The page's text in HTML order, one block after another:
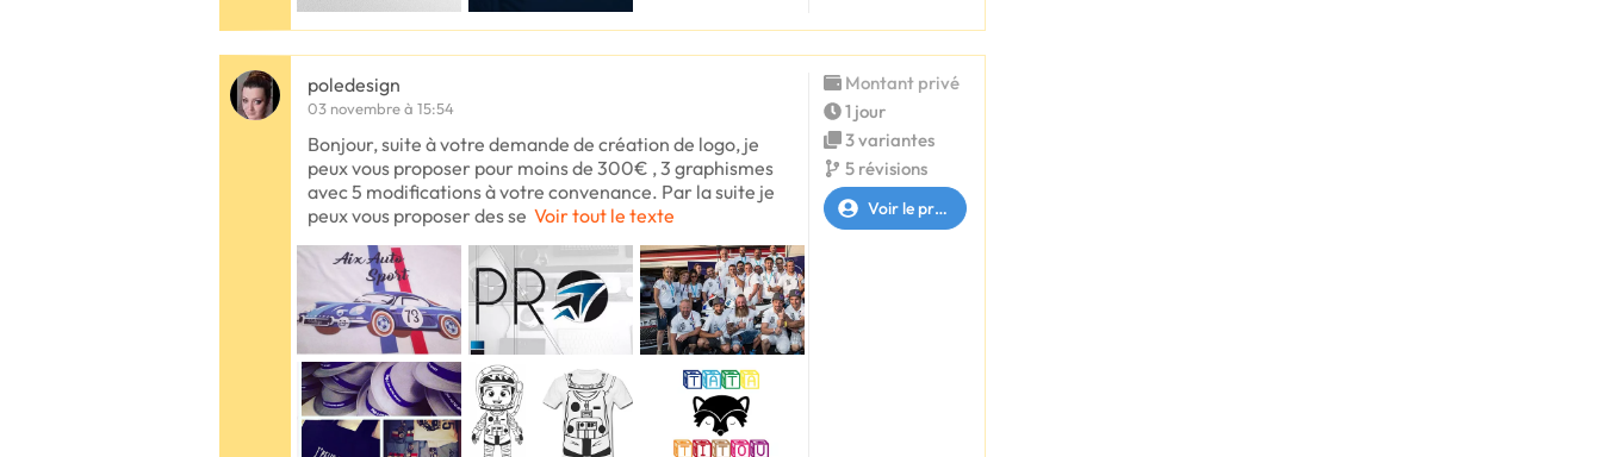
poledesign
03 novembre à 15:54
Bonjour, suite à votre demande de création de logo, je
peux vous proposer pour moins de 300€ , 3 graphismes
avec 5 modifications à votre convenance. Par la suite je
peux vous proposer des se Voir tout le texte
Montant privé
1 jour
3 variantes
5 révisions
Voir le profil